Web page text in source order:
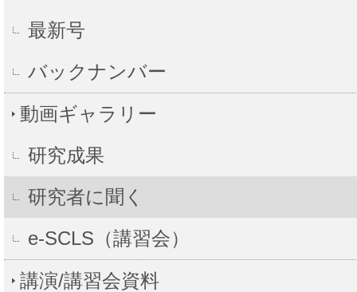
最新号
バックナンバー
動画ギャラリー
研究成果
研究者に聞く
e-SCLS（講習会）
講演/講習会資料